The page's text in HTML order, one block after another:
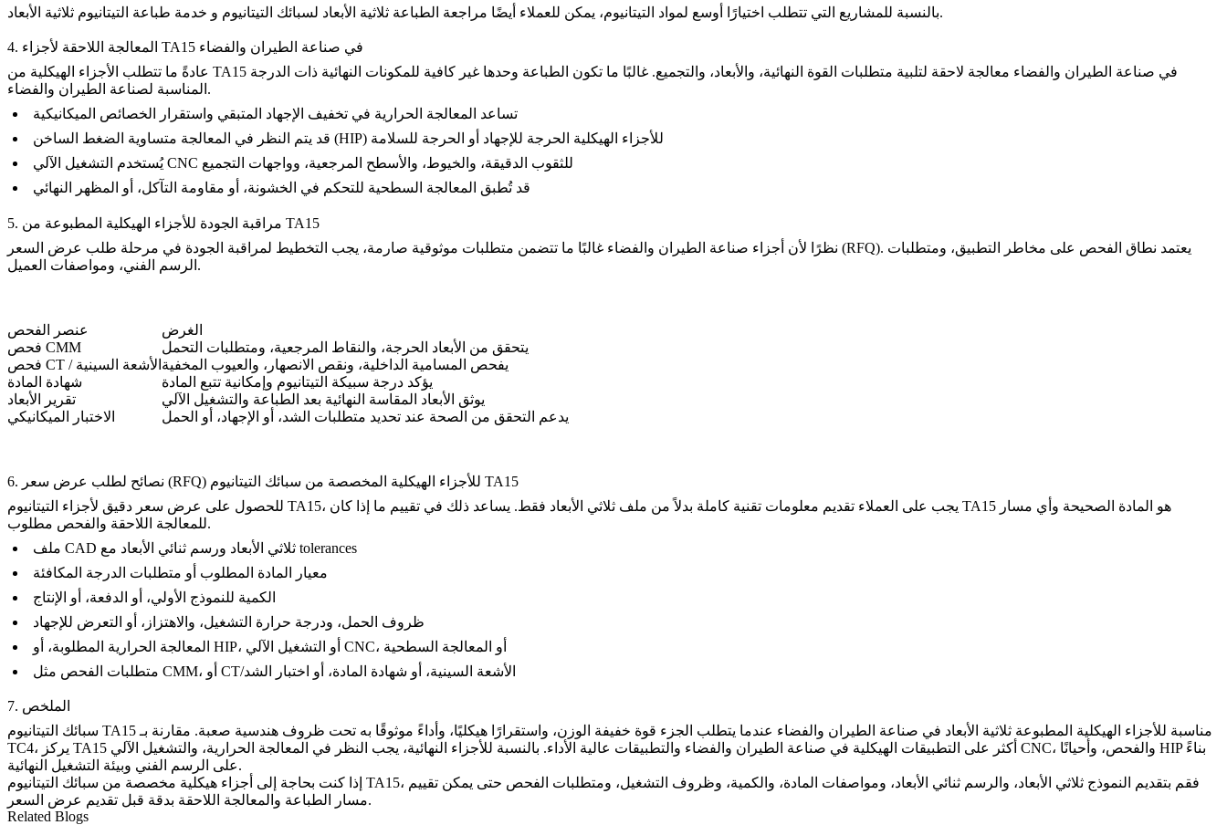
بالنسبة للمشاريع التي تتطلب اختيارًا أوسع لمواد التيتانيوم، يمكن للعملاء أيضًا مراجعة الطباعة ثلاثية الأبعاد لسبائك التيتانيوم و خدمة طباعة التيتانيوم ثلاثية الأبعاد .
4. المعالجة اللاحقة لأجزاء TA15 في صناعة الطيران والفضاء
عادةً ما تتطلب الأجزاء الهيكلية من TA15 في صناعة الطيران والفضاء معالجة لاحقة لتلبية متطلبات القوة النهائية، والأبعاد، والتجميع. غالبًا ما تكون الطباعة وحدها غير كافية للمكونات النهائية ذات الدرجة
المناسبة لصناعة الطيران والفضاء.
تساعد المعالجة الحرارية في تخفيف الإجهاد المتبقي واستقرار الخصائص الميكانيكية
قد يتم النظر في المعالجة متساوية الضغط الساخن (HIP) للأجزاء الهيكلية الحرجة للإجهاد أو الحرجة للسلامة
يُستخدمالتشغيل الآلي CNC للثقوب الدقيقة، والخيوط، والأسطح المرجعية، وواجهات التجميع
قد تُطبق المعالجة السطحية للتحكم في الخشونة، أو مقاومة التآكل، أو المظهر النهائي
5. مراقبة الجودة للأجزاء الهيكلية المطبوعة من TA15
نظرًا لأن أجزاء صناعة الطيران والفضاء غالبًا ما تتضمن متطلبات موثوقية صارمة، يجب التخطيط لمراقبة الجودة في مرحلة طلب عرض السعر (RFQ). يعتمد نطاق الفحص على مخاطر التطبيق، ومتطلبات
الرسم الفني، ومواصفات العميل.
عنصر الفحص
الغرض
فحص CMM
يتحقق من الأبعاد الحرجة، والنقاط المرجعية، ومتطلبات التحمل
فحص CT / الأشعة السينية يفحص المسامية الداخلية، ونقص الانصهار، والعيوب المخفية
شهادة المادة
يؤكد درجة سبيكة التيتانيوم وإمكانية تتبع المادة
تقرير الأبعاد
يوثق الأبعاد المقاسة النهائية بعد الطباعة والتشغيل الآلي
الاختبار الميكانيكي
يدعم التحقق من الصحة عند تحديد متطلبات الشد، أو الإجهاد، أو الحمل
6. نصائح لطلب عرض سعر (RFQ) للأجزاء الهيكلية المخصصة من سبائك التيتانيوم TA15
للحصول على عرض سعر دقيق لأجزاء التيتانيوم TA15، يجب على العملاء تقديم معلومات تقنية كاملة بدلاً من ملف ثلاثي الأبعاد فقط. يساعد ذلك في تقييم ما إذا كان TA15 هو المادة الصحيحة وأي مسار
للمعالجة اللاحقة والفحص مطلوب.
ملف CAD ثلاثي الأبعاد ورسم ثنائي الأبعاد مع tolerances
معيار المادة المطلوب أو متطلبات الدرجة المكافئة
الكمية للنموذج الأولي، أو الدفعة، أو الإنتاج
ظروف الحمل، ودرجة حرارة التشغيل، والاهتزاز، أو التعرض للإجهاد
المعالجة الحرارية المطلوبة، أو HIP، أو التشغيل الآلي CNC، أو المعالجة السطحية
متطلبات الفحص مثل CMM، أو CT/الأشعة السينية، أو شهادة المادة، أو اختبار الشد
7. الملخص
سبائك التيتانيوم TA15 مناسبة للأجزاء الهيكلية المطبوعة ثلاثية الأبعاد في صناعة الطيران والفضاء عندما يتطلب الجزء قوة خفيفة الوزن، واستقرارًا هيكليًا، وأداءً موثوقًا به تحت ظروف هندسية صعبة. مقارنة بـ
TC4، يركز TA15 أكثر على التطبيقات الهيكلية في صناعة الطيران والفضاء والتطبيقات عالية الأداء. بالنسبة للأجزاء النهائية، يجب النظر في المعالجة الحرارية، والتشغيل الآلي CNC، والفحص، وأحيانًا HIP بناءً
على الرسم الفني وبيئة التشغيل النهائية.
إذا كنت بحاجة إلى أجزاء هيكلية مخصصة من سبائك التيتانيوم TA15، فقم بتقديم النموذج ثلاثي الأبعاد، والرسم ثنائي الأبعاد، ومواصفات المادة، والكمية، وظروف التشغيل، ومتطلبات الفحص حتى يمكن تقييم
مسار الطباعة والمعالجة اللاحقة بدقة قبل تقديم عرض السعر.
Related Blogs